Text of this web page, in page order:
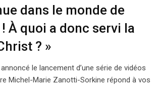
dans le monde de
À quoi a donc servi la
? »
le lancement d’une série de vidéos
Michel-Marie Zanotti-Sorkine répond à vos